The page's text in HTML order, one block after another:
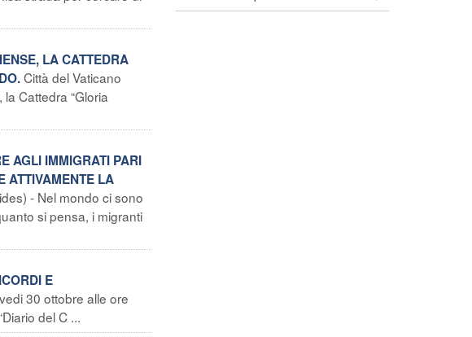
LA CATTEDRA
Città del Vaticano
Cattedra “Gloria
AGLI IMMIGRATI PARI
ATTIVAMENTE LA
- Nel mondo ci sono
si pensa, i migranti
E
30 ottobre alle ore
del C ...